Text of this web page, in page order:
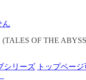
ん
(TALES OF THE
シリーズ トップページ